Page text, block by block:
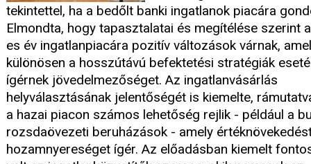
tekintettel, ha a bedőlt banki ingatlanok piacára
Elmondta, hogy tapasztalatai és megítélése szerint
es év ingatlanpiacára pozitív változások várnak,
különösen a hosszútávú befektetési stratégiák
ígérnek jövedelmezőséget. Az ingatlanvásárlás
helyválasztásának jelentőségét is kiemelte,
a hazai piacon számos lehetőség rejlik - például a
rozsdaövezeti beruházások - amely
hozamnyereséget ígér. Az előadásban kiemelt